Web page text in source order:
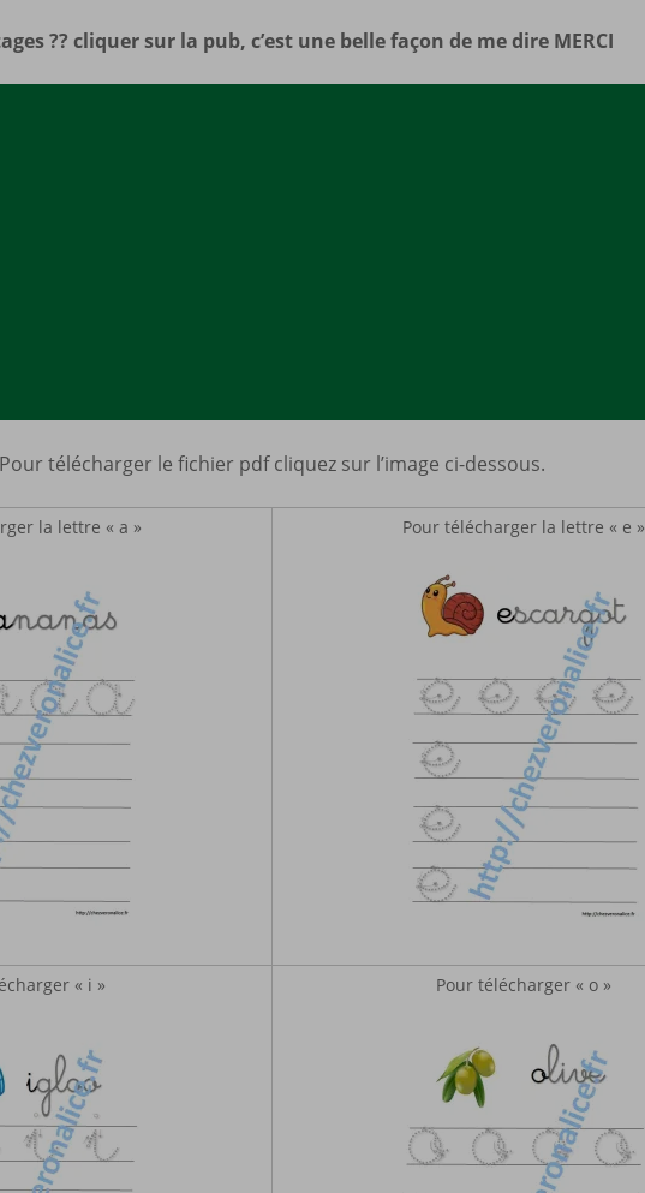
Mes articles préférés
?? cliquer sur la pub, c’est une belle façon de me dire MERCI
Pour télécharger le fichier pdf cliquez sur l’image ci-dessous.
la lettre « a » Pour télécharger la lettre « e »
« i » Pour télécharger « o »